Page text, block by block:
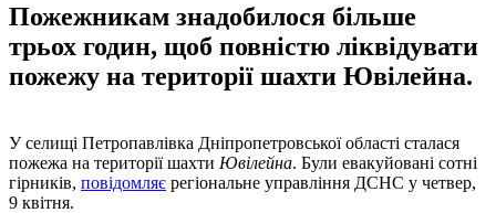
Пожежникам знадобилося більше
трьох годин, щоб повністю ліквідувати
пожежу на території шахти Ювілейна.
У селищі Петропавлівка Дніпропетровської області сталася
пожежа на території шахти Ювілейна. Були евакуйовані сотні
гірників, повідомляє регіональне управління ДСНС у четвер,
9 квітня.